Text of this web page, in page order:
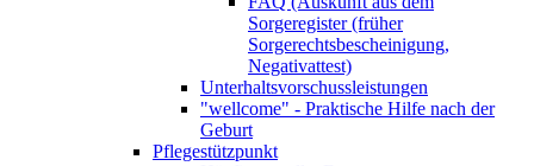
Sorgeregister (früher
Sorgerechtsbescheinigung,
Negativattest)
Unterhaltsvorschussleistungen
"wellcome" - Praktische Hilfe nach der
Geburt
Pflegestützpunkt